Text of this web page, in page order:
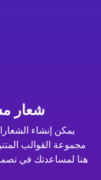
شعار
يمكن إنشاء
مجموعة القوالب
هنا لمساعدتك في